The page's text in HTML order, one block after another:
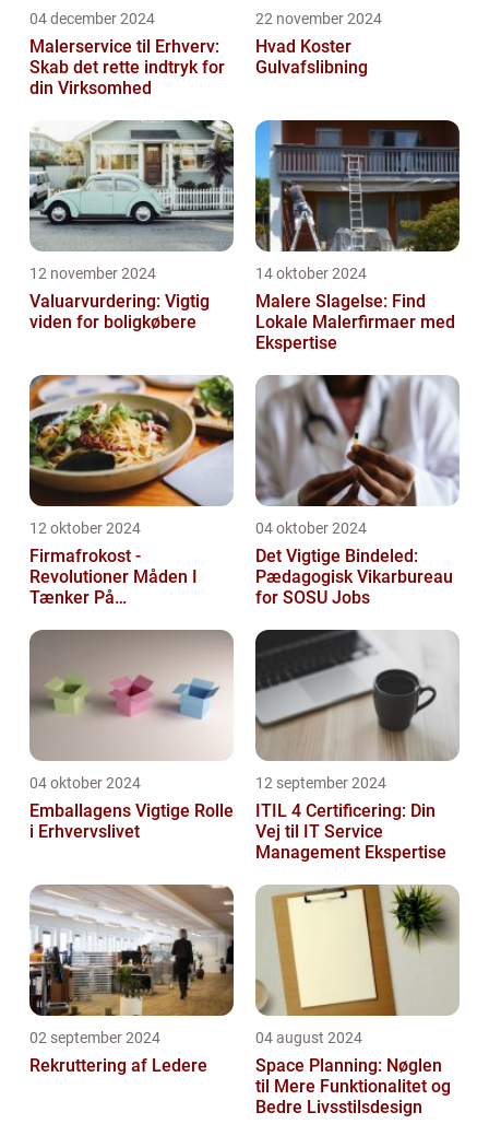
04 december 2024
Malerservice til Erhverv:
Skab det rette indtryk for
din Virksomhed
22 november 2024
Hvad Koster
Gulvafslibning
12 november 2024
Valuarvurdering: Vigtig
viden for boligkøbere
14 oktober 2024
Malere Slagelse: Find
Lokale Malerfirmaer med
Ekspertise
12 oktober 2024
Firmafrokost -
Revolutioner Måden I
Tænker På
04 oktober 2024
Det Vigtige Bindeled:
Pædagogisk Vikarbureau
for SOSU Jobs
04 oktober 2024
Emballagens Vigtige Rolle
i Erhvervslivet
12 september 2024
ITIL 4 Certificering: Din
Vej til IT Service
Management Ekspertise
02 september 2024
Rekruttering af Ledere
04 august 2024
Space Planning: Nøglen
til Mere Funktionalitet og
Bedre Livsstilsdesign